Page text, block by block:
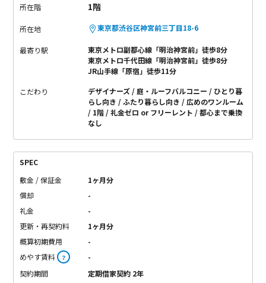
で、以前は事務所OKだったのかも…
うやって使えば良いの？」って質問されることがありますが、
ー。あと、壁紙がシンプルで味気ないので、ピクチャーレール
に色鮮やかな絵を飾っちゃうかも。 まあ、この手の問いに正解
って無いですからね、あくまで参考までに、あとは思いっきり
自分色に染めちゃってください。 「私だったらこう使おう！」
って考えながら内覧すると楽しいですし、入居前と入居後のギ
ャップが無くなるので、オススメです！
満たす激レアマンションはなかなか出てこないです。他の人に
取られる前に、お早めのお問い合わせを！
所在階 1階
所在地 東京都渋谷区神宮前三丁目18-6
最寄り駅
東京メトロ副都心線「明治神宮前」徒歩8分
東京メトロ千代田線「明治神宮前」徒歩8分
JR山手線「原宿」徒歩11分
こだわり デザイナーズ 庭・ルーフバルコニー
ひとり暮
らし向き
ふたり暮らし向き
広めのワンルーム
1階
礼金ゼロ or フリーレント
都心まで乗換
なし
SPEC
敷金 / 保証金
1ヶ月分
償却
-
礼金
-
更新・再契約料
1ヶ月分
概算初期費用
-
めやす賃料 ？
-
契約期間
定期借家契約 2年